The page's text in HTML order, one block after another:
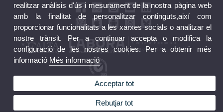
Bústia FGUV
Perfil Contractant FGUV
realitzar anàlisis d'ús i mesurament de la nostra pàgina web
amb la finalitat de personalitzar continguts,així com
proporcionar funcionalitats a les xarxes socials o analitzar el
nostre trànsit. Per a continuar accepta o modifica la
configuració de les nostres cookies. Per a obtenir més
informació Més informació
Acceptar tot
Rebutjar tot